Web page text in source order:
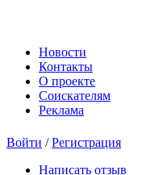
Новости
Контакты
О проекте
Соискателям
Реклама
Войти /Регистрация
Написать отзыв